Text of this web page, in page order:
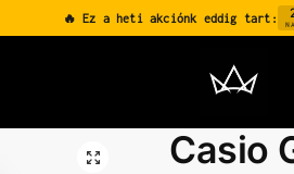
🔥 Ez a heti akciónk eddig tart:
Casio